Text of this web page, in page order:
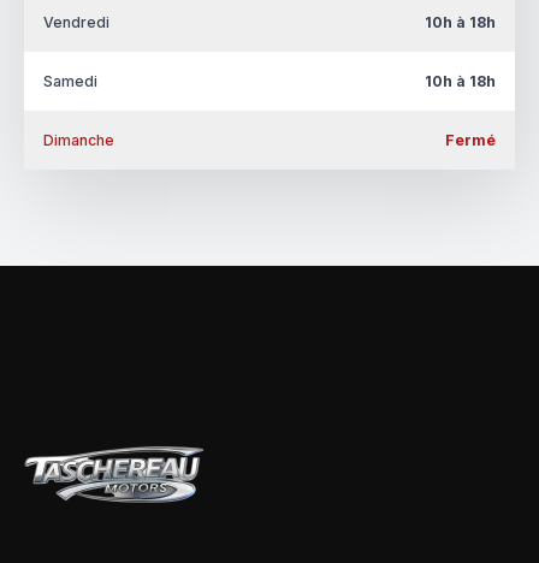
Vendredi 10h à 18h
Samedi 10h à 18h
Dimanche Fermé